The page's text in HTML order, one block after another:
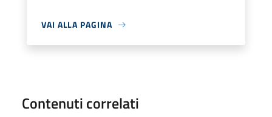
VAI ALLA PAGINA
Contenuti correlati